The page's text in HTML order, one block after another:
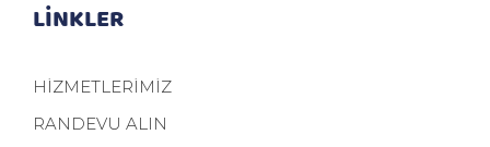
LİNKLER
HİZMETLERİMİZ
RANDEVU ALIN